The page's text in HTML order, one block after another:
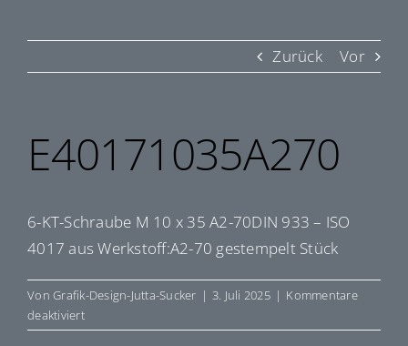
Zurück Vor
E40171035A270
6-KT-Schraube M 10 x 35 A2-70DIN 933 – ISO
4017 aus Werkstoff:A2-70 gestempelt Stück
VonGrafik-Design-Jutta-Sucker | 3. Juli 2025 | Kommentare
deaktiviertfür
E40171035A270